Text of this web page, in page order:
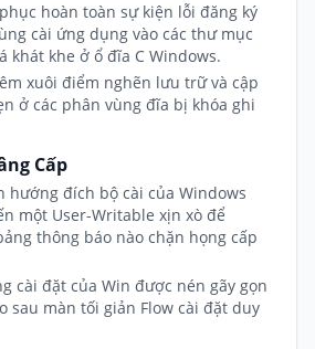
hoàn toàn sự kiện lỗi đăng ký
cài ứng dụng vào các thư mục
khát khe ở ổ đĩa C Windows.
xuôi điểm nghẽn lưu trữ và cập
ở các phân vùng đĩa bị khóa ghi
Cấp
hướng đích bộ cài của Windows
một User-Writable xịn xò để
thông báo nào chặn họng cấp
cài đặt của Win được nén gãy gọn
sau màn tối giản Flow cài đặt duy